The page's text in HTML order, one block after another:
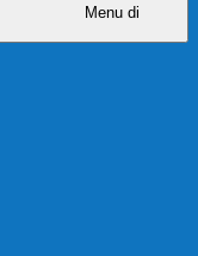
Menu di